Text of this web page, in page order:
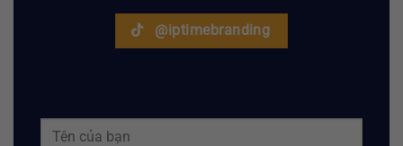
@iptimebranding